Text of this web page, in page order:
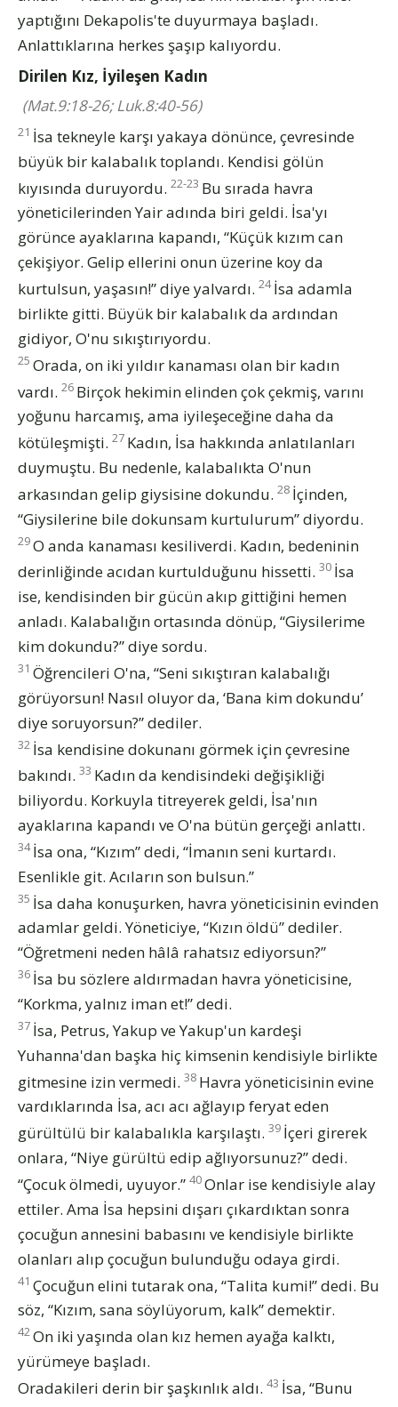
yaptığını Dekapolis'te duyurmaya başladı.
Anlattıklarına herkes şaşıp kalıyordu.
Dirilen Kız, İyileşen Kadın
(Mat.9:18-26; Luk.8:40-56)
21 İsa tekneyle karşı yakaya dönünce, çevresinde
büyük bir kalabalık toplandı. Kendisi gölün
kıyısında duruyordu. 22-23 Bu sırada havra
yöneticilerinden Yair adında biri geldi. İsa'yı
görünce ayaklarına kapandı, “Küçük kızım can
çekişiyor. Gelip ellerini onun üzerine koy da
kurtulsun, yaşasın!” diye yalvardı. 24 İsa adamla
birlikte gitti. Büyük bir kalabalık da ardından
gidiyor, O'nu sıkıştırıyordu.
25 Orada, on iki yıldır kanaması olan bir kadın
vardı. 26 Birçok hekimin elinden çok çekmiş, varını
yoğunu harcamış, ama iyileşeceğine daha da
kötüleşmişti. 27 Kadın, İsa hakkında anlatılanları
duymuştu. Bu nedenle, kalabalıkta O'nun
arkasından gelip giysisine dokundu. 28 İçinden,
“Giysilerine bile dokunsam kurtulurum” diyordu.
29O anda kanaması kesiliverdi. Kadın, bedeninin
derinliğinde acıdan kurtulduğunu hissetti. 30 İsa
ise, kendisinden bir gücün akıp gittiğini hemen
anladı. Kalabalığın ortasında dönüp, “Giysilerime
kim dokundu?” diye sordu.
31 Öğrencileri O'na, “Seni sıkıştıran kalabalığı
görüyorsun! Nasıl oluyor da, ‘Bana kim dokundu’
diye soruyorsun?” dediler.
32 İsa kendisine dokunanı görmek için çevresine
bakındı. 33 Kadın da kendisindeki değişikliği
biliyordu. Korkuyla titreyerek geldi, İsa'nın
ayaklarına kapandı ve O'na bütün gerçeği anlattı.
34 İsa ona, “Kızım” dedi, “İmanın seni kurtardı.
Esenlikle git. Acıların son bulsun.”
35 İsa daha konuşurken, havra yöneticisinin evinden
adamlar geldi. Yöneticiye, “Kızın öldü” dediler.
“Öğretmeni neden hâlâ rahatsız ediyorsun?”
36 İsa bu sözlere aldırmadan havra yöneticisine,
“Korkma, yalnız iman et!” dedi.
37 İsa, Petrus, Yakup ve Yakup'un kardeşi
Yuhanna'dan başka hiç kimsenin kendisiyle birlikte
gitmesine izin vermedi. 38 Havra yöneticisinin evine
vardıklarında İsa, acı acı ağlayıp feryat eden
gürültülü bir kalabalıkla karşılaştı. 39 İçeri girerek
onlara, “Niye gürültü edip ağlıyorsunuz?” dedi.
“Çocuk ölmedi, uyuyor.” 40Onlar ise kendisiyle alay
ettiler. Ama İsa hepsini dışarı çıkardıktan sonra
çocuğun annesini babasını ve kendisiyle birlikte
olanları alıp çocuğun bulunduğu odaya girdi.
41 Çocuğun elini tutarak ona, “Talita kumi!” dedi. Bu
söz, “Kızım, sana söylüyorum, kalk” demektir.
42On iki yaşında olan kız hemen ayağa kalktı,
yürümeye başladı.
Oradakileri derin bir şaşkınlık aldı. 43 İsa, “Bunu